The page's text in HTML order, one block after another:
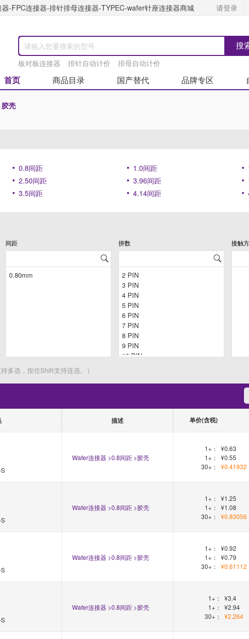
-FPC连接器-排针排母连接器-TYPEC-wafer针座连接器商城 请登录
板对板连接器 排针自动计价 排母自动计价
首页 商品目录 国产替代 品牌专区
胶壳
0.8间距 1.0间距
2.50间距 3.96间距
3.5间距 4.14间距
间距 拼数 接触
多选，按住Shift支持连选。）
描述 单价(含税)
Wafer连接器 >0.8间距 >胶壳
1+：
¥0.63
1+：
¥0.55
30+：
¥0.41932
Wafer连接器 >0.8间距 >胶壳
1+：
¥1.25
1+：
¥1.08
30+：
¥0.83056
Wafer连接器 >0.8间距 >胶壳
1+：
¥0.92
1+：
¥0.79
30+：
¥0.61112
Wafer连接器 >0.8间距 >胶壳
1+：
¥3.4
1+：
¥2.94
30+：
¥2.264